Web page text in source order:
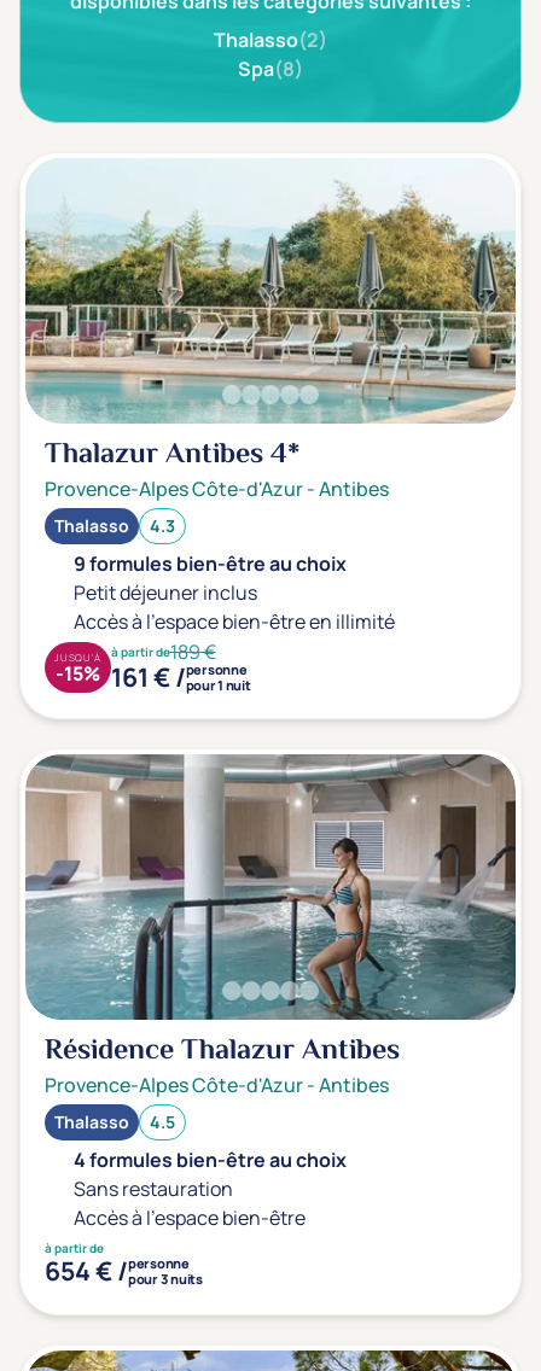
Massage, détente, Rituel du monde
(0)
Spécial dos
Prévention santé
(0)
Sport
(0)
Yoga
(0)
Offres spéciales
Vente Flash & Promo
Offres spéciales Solo
Distance de chez vous
Établissements proches de chez moi
Km
Soins sans hébergement
(0)
Offre séjour + vol inclus
(0)
Thalasso(2)
Spa(8)
Thalazur Antibes4*
Provence-Alpes Côte-d'Azur-Antibes
Thalasso 4.3
9 formules bien-être au choix
Petit déjeuner inclus
Accès à l'espace bien-être en illimité
à partir de189 €
161 € /personne
pour 1 nuit
JUSQU'À
-15%
Résidence Thalazur Antibes
Provence-Alpes Côte-d'Azur-Antibes
Thalasso 4.5
4 formules bien-être au choix
Sans restauration
Accès à l'espace bien-être
à partir de
654 € /personne
pour 3 nuits